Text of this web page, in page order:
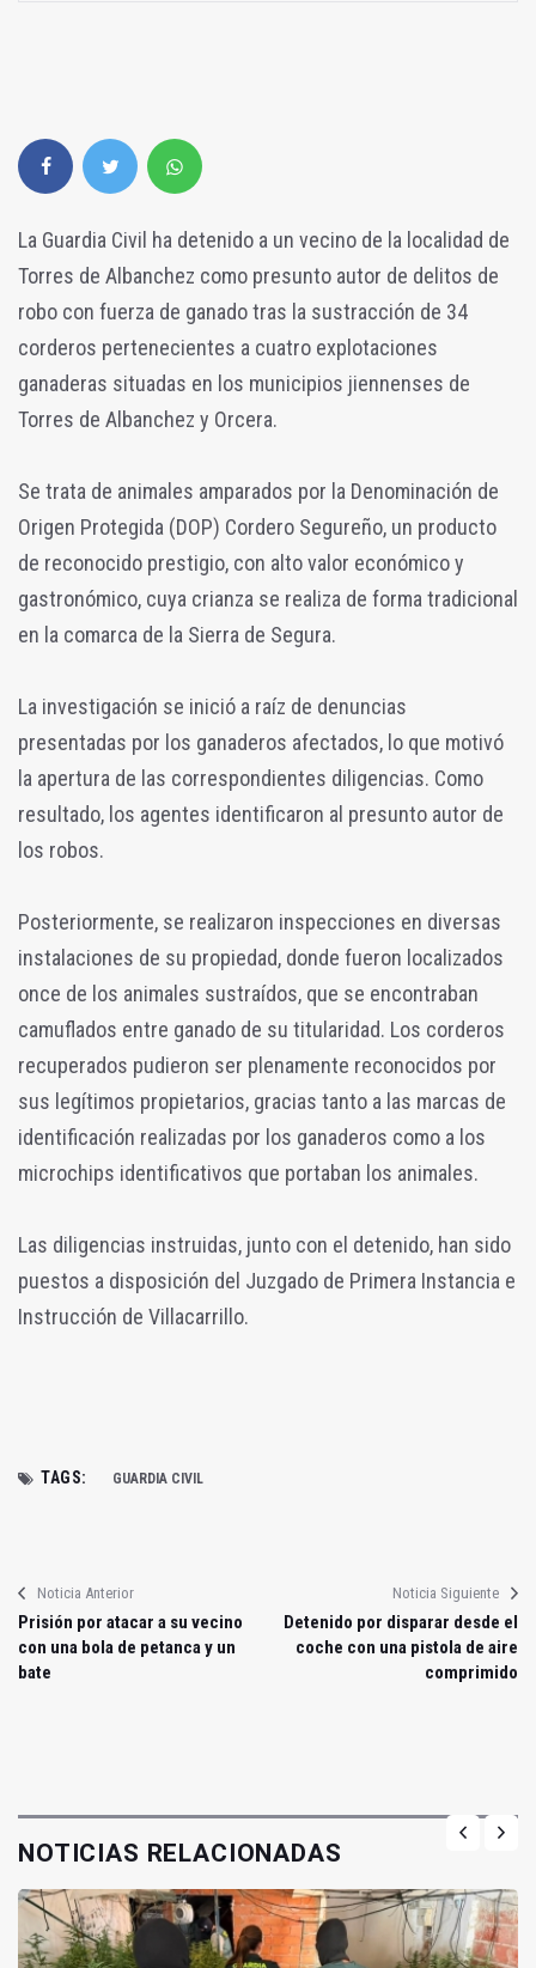
La Guardia Civil ha detenido a un vecino de la localidad de
Torres de Albanchez como presunto autor de delitos de
robo con fuerza de ganado tras la sustracción de 34
corderos pertenecientes a cuatro explotaciones
ganaderas situadas en los municipios jiennenses de
Torres de Albanchez y Orcera.
Se trata de animales amparados por la Denominación de
Origen Protegida (DOP) Cordero Segureño, un producto
de reconocido prestigio, con alto valor económico y
gastronómico, cuya crianza se realiza de forma tradicional
en la comarca de la Sierra de Segura.
La investigación se inició a raíz de denuncias
presentadas por los ganaderos afectados, lo que motivó
la apertura de las correspondientes diligencias. Como
resultado, los agentes identificaron al presunto autor de
los robos.
Posteriormente, se realizaron inspecciones en diversas
instalaciones de su propiedad, donde fueron localizados
once de los animales sustraídos, que se encontraban
camuflados entre ganado de su titularidad. Los corderos
recuperados pudieron ser plenamente reconocidos por
sus legítimos propietarios, gracias tanto a las marcas de
identificación realizadas por los ganaderos como a los
microchips identificativos que portaban los animales.
Las diligencias instruidas, junto con el detenido, han sido
puestos a disposición del Juzgado de Primera Instancia e
Instrucción de Villacarrillo.
TAGS: GUARDIA CIVIL
Noticia Anterior
Prisión por atacar a su vecino
con una bola de petanca y un
bate
Noticia Siguiente
Detenido por disparar desde el
coche con una pistola de aire
comprimido
NOTICIAS RELACIONADAS